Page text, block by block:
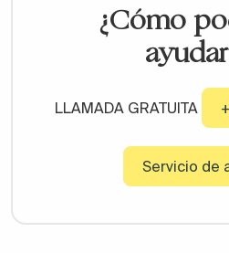
¿Cómo
LLAMADA GRATUITA
Servicio de